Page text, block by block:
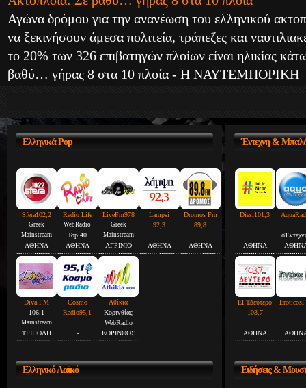
Αγώνα δρόμου για την ανανέωση του ελληνικού
να ξεκινήσουν άμεσα πολιτεία, τράπεζες και
το 20% των 326 επιβατηγών πλοίων είναι ηλικίας
βαθύ… γήρας 8 στα 10 πλοία - Η ΝΑΥΤΕΜΠΟΡΙΚΗ
ΕλληνικάPop
Sfera102,2
Greek
Mainstream
ΑΘΗΝΑ
Radio Life
WebRadio
Top 40
ΑΘΗΝΑ
LiveFm978
Greek
Mainstream
ΑΓΡΙΝΙΟ
Lampsi
92,3
ΑΘΗΝΑ
Dromos Fm
89,8
ΑΘΗΝΑ
Diva FM
106.1
Mainstream
ΤΡΙΠΟΛΗ
Cosmo
Radio95,1
-
Αθίκια
Κορινθίας
WebRadio
ΚΟΡΙΝΘΟΣ
ΕλληνικόΛαϊκό
Έντεχνη&
Diesi101,3
ΑΘΗΝΑ
ΕΡΤΔεύτερο
103,7
ΑΘΗΝΑ
Ειδήσεις&